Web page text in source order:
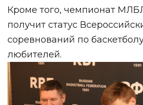
Кроме того, чемпионат
получит статус
соревнований по
любителей.